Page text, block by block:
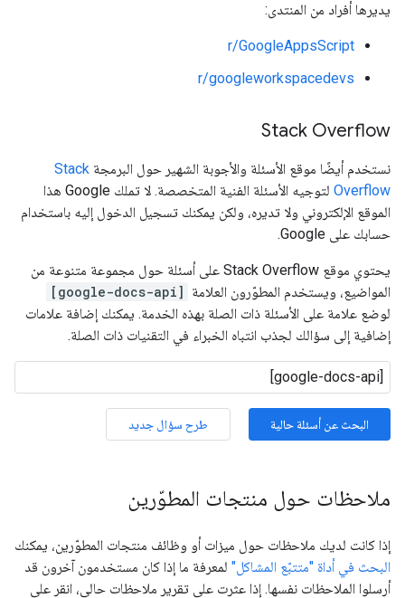
يديرها أفراد من المنتدى:
r/GoogleAppsScript
r/googleworkspacedevs
Stack Overflow
نستخدم أيضًا موقع الأسئلة والأجوبة الشهير حول البرمجة Stack
Overflow
لتوجيه الأسئلة الفنية المتخصصة. لا تملك Google هذا
الموقع الإلكتروني ولا تديره، ولكن يمكنك تسجيل الدخول إليه باستخدام
حسابك على Google.
يحتوي موقع Stack Overflow على أسئلة حول مجموعة متنوعة من
المواضيع، ويستخدم المطوّرون العلامة [google-docs-api]
لوضع علامة على الأسئلة ذات الصلة بهذه الخدمة. يمكنك إضافة علامات
إضافية إلى سؤالك لجذب انتباه الخبراء في التقنيات ذات الصلة.
البحث عن أسئلة حالية طرح سؤال جديد
ملاحظات حول منتجات المطوّرين
إذا كانت لديك ملاحظات حول ميزات أو وظائف منتجات المطوّرين، يمكنك
البحث في أداة "متتبّع المشاكل" لمعرفة ما إذا كان مستخدمون آخرون قد
أرسلوا الملاحظات نفسها. إذا عثرت على تقرير ملاحظات حالي، انقر على